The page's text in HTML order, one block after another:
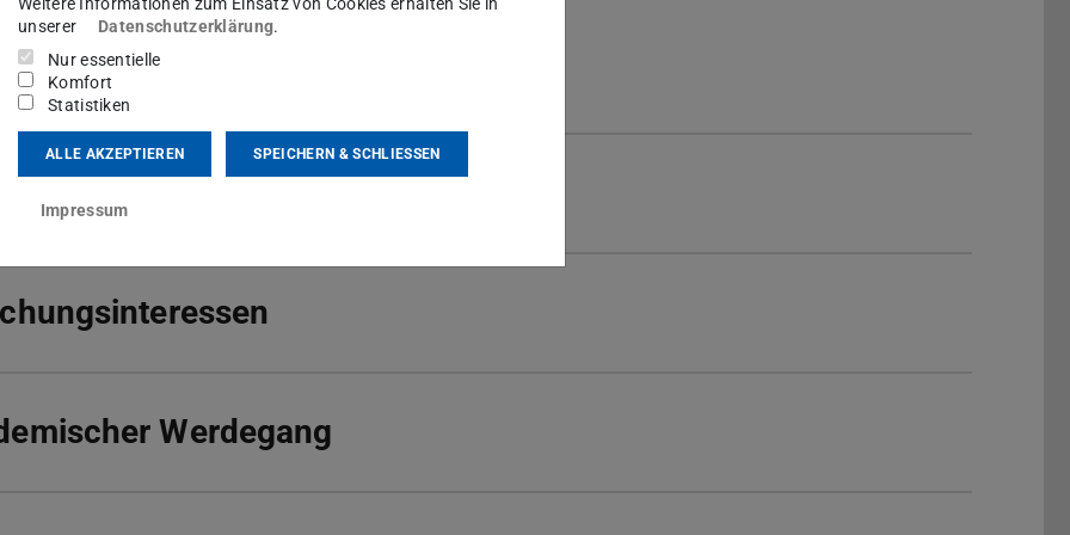
bis September 2027
Werdegang
unserer
Datenschutzerklärung.
Nur essentielle
Komfort
Statistiken
ALLE AKZEPTIEREN SPEICHERN & SCHLIESSEN
Impressum